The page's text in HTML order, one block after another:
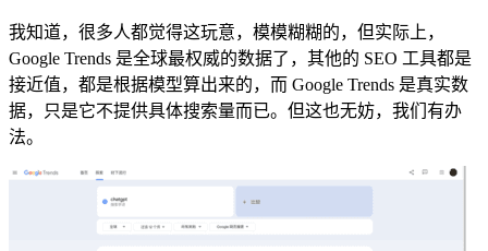
我知道，很多人都觉得这玩意，模模糊糊的，但实际上，
Google Trends 是全球最权威的数据了，其他的 SEO 工具都是
接近值，都是根据模型算出来的，而 Google Trends 是真实数
据，只是它不提供具体搜索量而已。但这也无妨，我们有办
法。